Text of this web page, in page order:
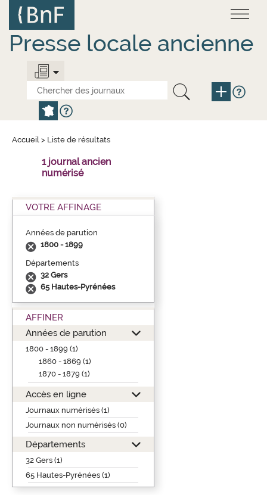
contenu
principal
Presse locale ancienne
Accueil > Liste de résultats
1 journal ancien
numérisé
VOTRE AFFINAGE
Années de parution
1800 - 1899
Départements
32 Gers
65 Hautes-Pyrénées
AFFINER
Années de parution
1800 - 1899 (1)
1860 - 1869 (1)
1870 - 1879 (1)
Accès en ligne
Journaux numérisés (1)
Journaux non numérisés (0)
Départements
32 Gers (1)
65 Hautes-Pyrénées (1)
Panneau de gestion des cookies